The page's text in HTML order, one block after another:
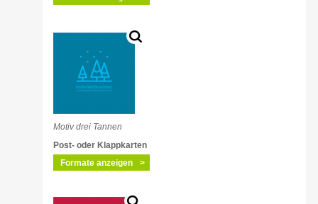
Motiv drei Tannen
Post- oder Klappkarten
Formate anzeigen